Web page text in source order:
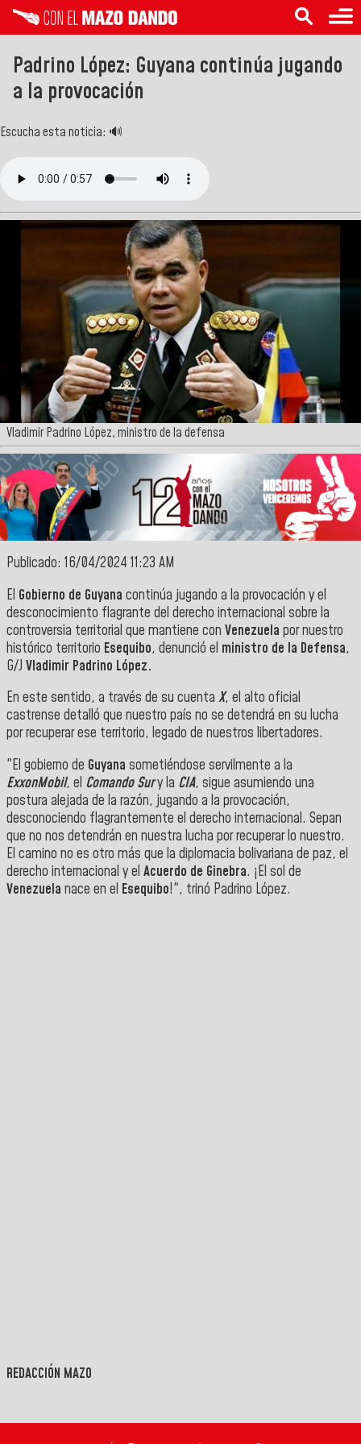
Padrino López: Guyana continúa jugando
a la provocación
Escucha esta noticia: 🔊
Vladimir Padrino López, ministro de la defensa
Publicado: 16/04/2024 11:23 AM
El Gobierno de Guyana continúa jugando a la provocación y el
desconocimiento flagrante del derecho internacional sobre la
controversia territorial que mantiene con Venezuela por nuestro
histórico territorio Esequibo, denunció el ministro de la Defensa,
G/J Vladimir Padrino López.
En este sentido, a través de su cuenta X, el alto oficial
castrense detalló que nuestro país no se detendrá en su lucha
por recuperar ese territorio, legado de nuestros libertadores.
"El gobierno de Guyana sometiéndose servilmente a la
ExxonMobil, el Comando Sury la CIA, sigue asumiendo una
postura alejada de la razón, jugando a la provocación,
desconociendo flagrantemente el derecho internacional. Sepan
que no nos detendrán en nuestra lucha por recuperar lo nuestro.
El camino no es otro más que la diplomacia bolivariana de paz, el
derecho internacional y el Acuerdo de Ginebra. ¡El sol de
Venezuela nace en el Esequibo!", trinó Padrino López.
REDACCIÓN MAZO